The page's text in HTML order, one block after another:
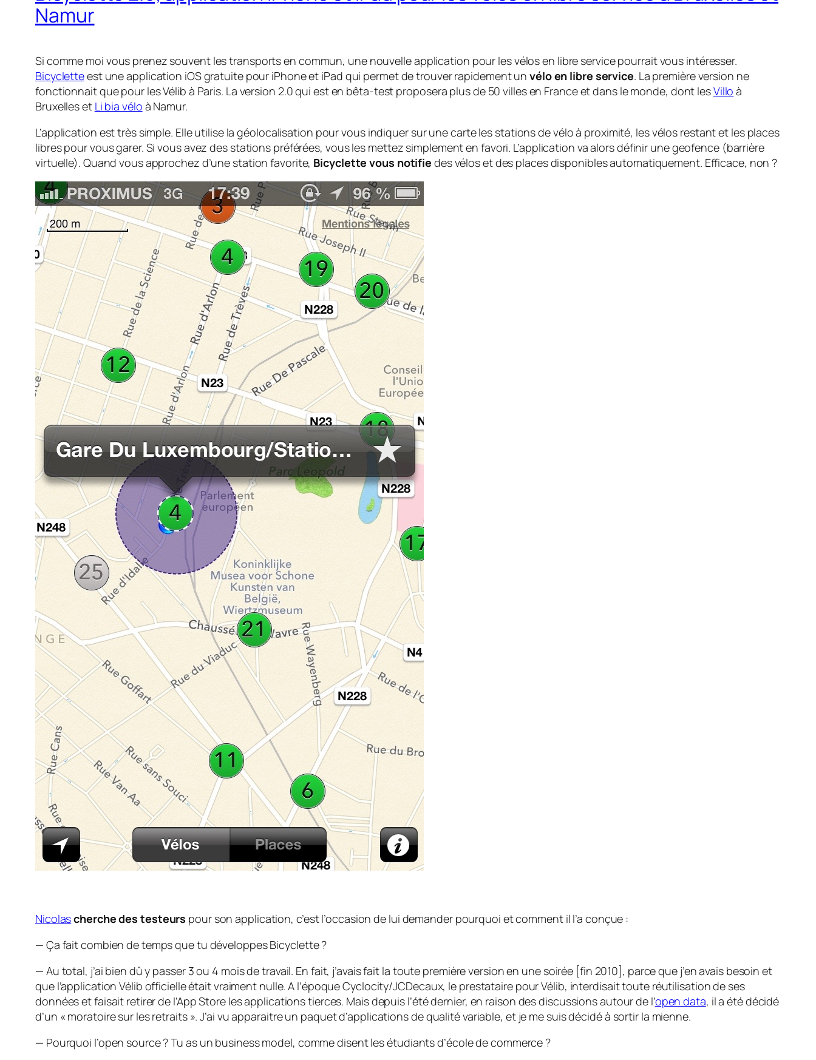
Namur
Si comme moi vous prenez souvent les transports en commun, une nouvelle application pour les vélos en libre service pourrait vous intéresser.
Bicycletteest une application iOS gratuite pour iPhone et iPad qui permet de trouver rapidement unvélo en libre service. La première version ne
fonctionnait que pour les Vélib à Paris. La version 2.0 qui est en bêta-test proposera plus de 50 villes en France et dans le monde, dont lesVillo à
Bruxelles et Li bia vélo à Namur.
L’application est très simple. Elle utilise la géolocalisation pour vous indiquer sur une carte les stations de vélo à proximité, les vélos restant et les places
libres pour vous garer. Si vous avez des stations préférées, vous les mettez simplement en favori. L’application va alors définir une geofence (barrière
virtuelle). Quand vous approchez d’une station favorite, Bicyclette vous notifie des vélos et des places disponibles automatiquement. Efficace, non ?
Nicolascherche des testeurs pour son application, c’est l’occasion de lui demander pourquoi et comment il l’a conçue :
— Ça fait combien de temps que tu développes Bicyclette ?
— Au total, j’ai bien dû y passer 3 ou 4 mois de travail. En fait, j’avais fait la toute première version en une soirée [fin 2010], parce que j’en avais besoin et
que l’application Vélib officielle était vraiment nulle. A l’époque Cyclocity/JCDecaux, le prestataire pour Vélib, interdisait toute réutilisation de ses
données et faisait retirer de l’App Store les applications tierces. Mais depuis l’été dernier, en raison des discussions autour de l’open data, il a été décidé
d’un « moratoire sur les retraits ». J’ai vu apparaitre un paquet d’applications de qualité variable, et je me suis décidé à sortir la mienne.
— Pourquoi l’open source ? Tu as un business model, comme disent les étudiants d’école de commerce ?